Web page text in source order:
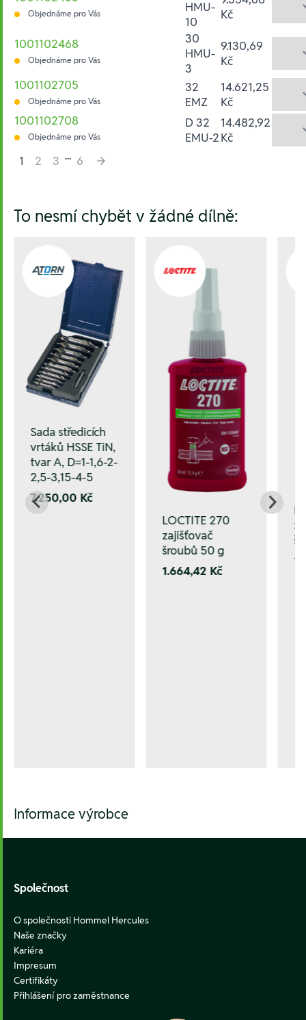
Objednáme pro Vás
HMU-
10
Kč
1001102468
Objednáme pro Vás
30
HMU-
3
9.130,69
Kč
1001102705
Objednáme pro Vás
32
EMZ
14.621,25
Kč
1001102708
Objednáme pro Vás
D 32
EMU-2
14.482,92
Kč
1
2 3 ... 6
To nesmí chybět v žádné dílně:
Sada středicích
vrtáků HSSE TiN,
tvar A, D=1-1,6-2-
2,5-3,15-4-5
7.250,00 Kč
LOCTITE 270
zajišťovač
šroubů 50 g
1.664,42 Kč
Informace výrobce
Footer
Společnost
O společnosti Hommel Hercules
Naše značky
Kariéra
Impresum
Certifikáty
Přihlášení pro zaměstnance